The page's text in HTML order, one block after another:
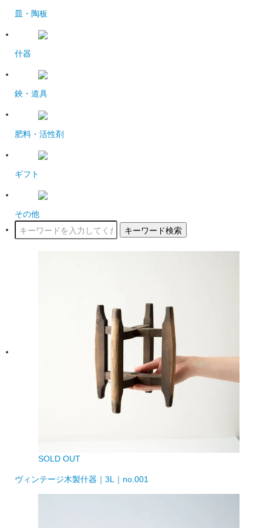
皿・陶板
什器
鋏・道具
肥料・活性剤
ギフト
その他
キーワード検索
SOLD OUT
ヴィンテージ木製什器｜3L｜no.001